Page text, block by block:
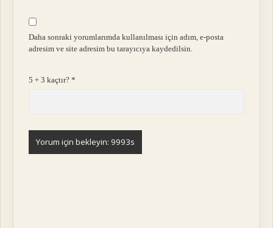
Daha sonraki yorumlarımda kullanılması için adım, e-posta
adresim ve site adresim bu tarayıcıya kaydedilsin.
5 + 3 kaçtır?*